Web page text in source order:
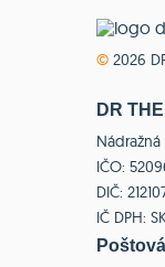
© 2026
DR
IČO:
DIČ:
IČ DPH: